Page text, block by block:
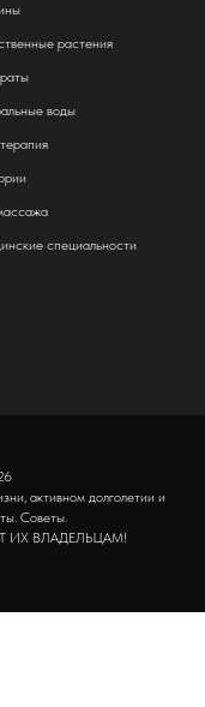
растения
воды
специальности
активном долголетии и
Советы.
ИХ ВЛАДЕЛЬЦАМ!